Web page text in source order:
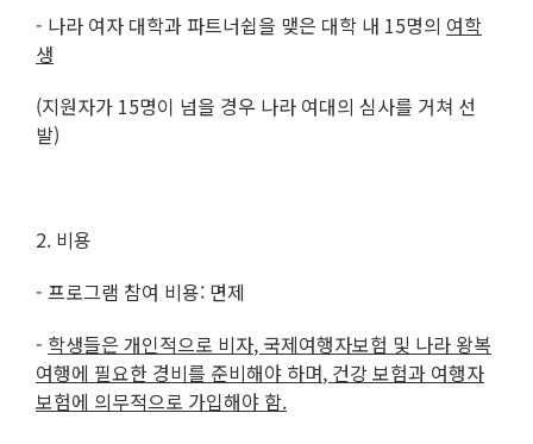
- 나라 여자 대학과 파트너쉽을 맺은 대학 내 15명의 여학
생
(지원자가 15명이 넘을 경우 나라 여대의 심사를 거쳐 선
발)
2. 비용
- 프로그램 참여 비용: 면제
- 학생들은 개인적으로 비자, 국제여행자보험 및 나라 왕복
여행에 필요한 경비를 준비해야 하며, 건강 보험과 여행자
보험에 의무적으로 가입해야 함.